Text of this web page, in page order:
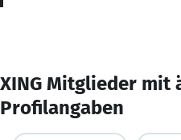
XING Mitglieder mit
Profilangaben